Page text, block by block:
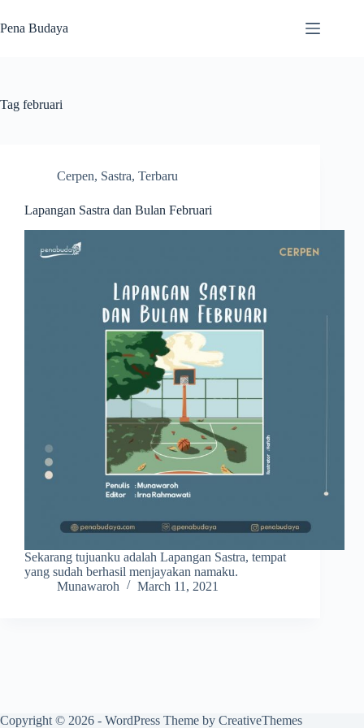
to
content
Pena Budaya
Tag februari
Cerpen, Sastra, Terbaru
Lapangan Sastra dan Bulan Februari
Sekarang tujuanku adalah Lapangan Sastra, tempat
yang sudah berhasil menjayakan namaku.
Munawaroh
March 11, 2021
Copyright © 2026 - WordPress Theme by CreativeThemes